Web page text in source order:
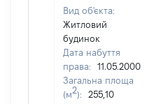
Вид об'єкта:
Житловий
будинок
Дата набуття
права:
11.05.2000
Загальна площа
(м2):
255,10